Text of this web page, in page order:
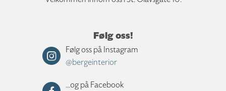
Følg oss!
Følg oss på Instagram
@bergeinterior
...og på Facebook